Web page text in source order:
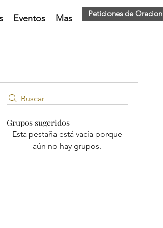
Eventos Mas Peticiones de Oracion
Buscar
Grupos sugeridos
Esta pestaña está vacía porque
aún no hay grupos.